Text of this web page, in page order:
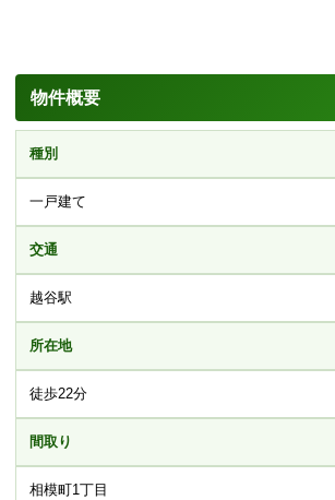
物件概要
種別
一戸建て
交通
越谷駅
所在地
徒歩22分
間取り
相模町1丁目